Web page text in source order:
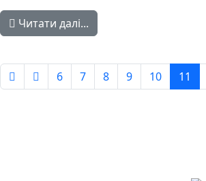
Читати далі...
6 7 8 9 10 11